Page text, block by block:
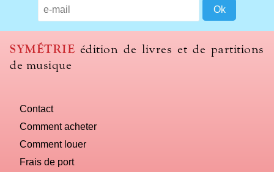
SYMÉTRIE édition de livres et de partitions
de musique
Contact
Comment acheter
Comment louer
Frais de port